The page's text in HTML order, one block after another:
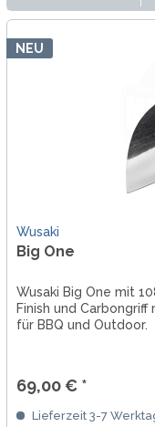
NEU
Wusaki
Big One
Wusaki Big One mit
Finish und
für BBQ und Outdoor.
69,00 € *
Lieferzeit 3-7